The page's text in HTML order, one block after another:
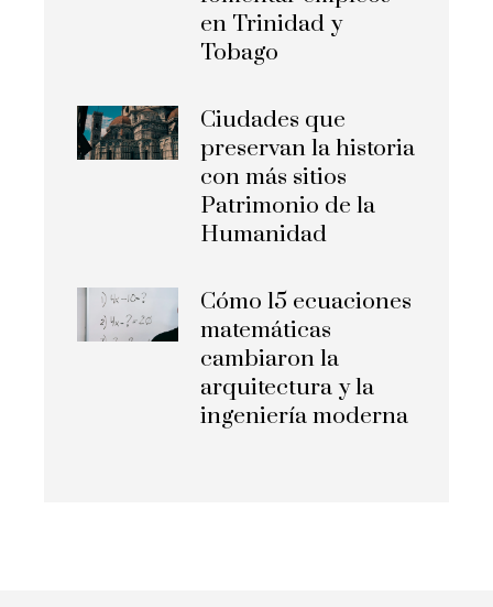
en Trinidad y
Tobago
Ciudades que
preservan la historia
con más sitios
Patrimonio de la
Humanidad
Cómo 15 ecuaciones
matemáticas
cambiaron la
arquitectura y la
ingeniería moderna